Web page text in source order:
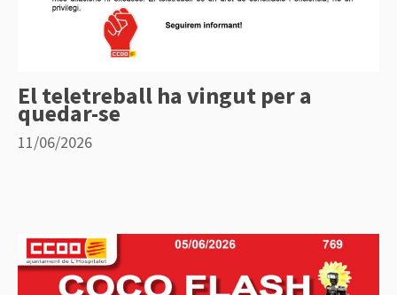
El teletreball ha vingut per a
quedar-se
11/06/2026